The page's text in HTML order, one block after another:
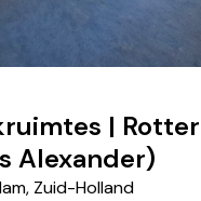
|
Alexander)
Zuid-Holland